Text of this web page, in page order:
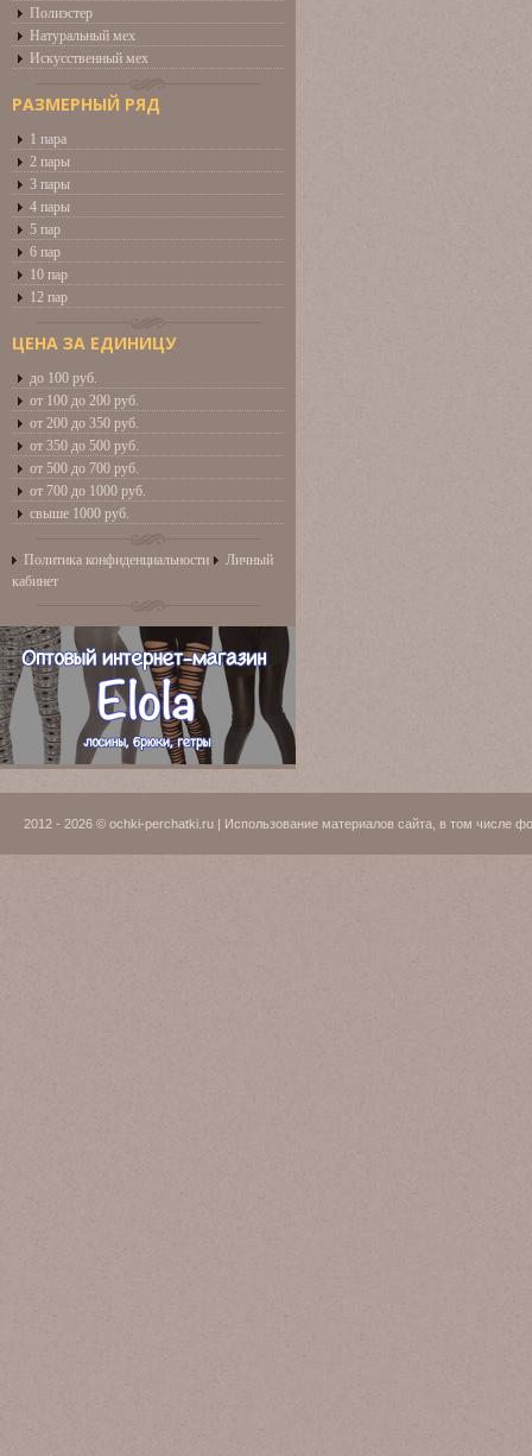
Полиэстер
Натуральный мех
Искусственный мех
РАЗМЕРНЫЙ РЯД
1 пара
2 пары
3 пары
4 пары
5 пар
6 пар
10 пар
12 пар
ЦЕНА ЗА ЕДИНИЦУ
до 100 руб.
от 100 до 200 руб.
от 200 до 350 руб.
от 350 до 500 руб.
от 500 до 700 руб.
от 700 до 1000 руб.
свыше 1000 руб.
Политика конфиденциальности
Личный
кабинет
2012 - 2026 © ochki-perchatki.ru | Использование материалов сайта, в том числе